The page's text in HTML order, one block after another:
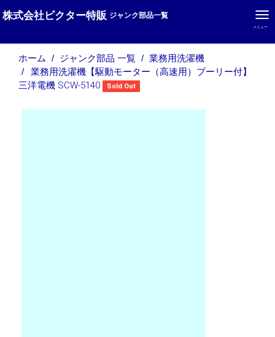
メニュー
株式会社ビクター特販 ジャンク部品一覧
ホーム ジャンク部品 一覧 業務用洗濯機
業務用洗濯機【駆動モーター（高速用）プーリー付】
三洋電機 SCW-5140
Sold Out